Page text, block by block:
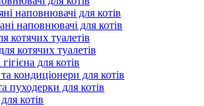
наповнювачі для котів
наповнювачі для котів
котячих туалетів
котячих туалетів
для котів
кондиціонери для котів
пуходерки для котів
котів